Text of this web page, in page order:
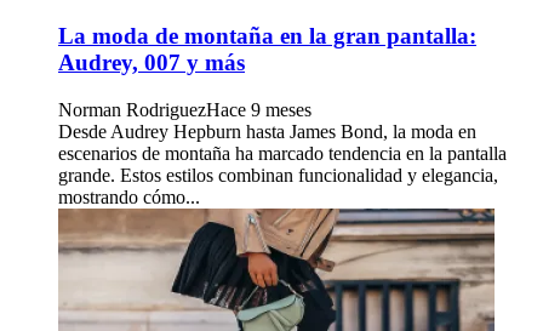
La moda de montaña en la gran pantalla:
Audrey, 007 y más
Norman RodriguezHace 9 meses
Desde Audrey Hepburn hasta James Bond, la moda en
escenarios de montaña ha marcado tendencia en la pantalla
grande. Estos estilos combinan funcionalidad y elegancia,
mostrando cómo...